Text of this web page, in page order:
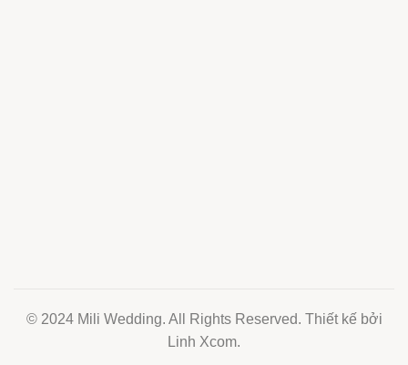
© 2024 Mili Wedding. All Rights Reserved. Thiết kế bởi
Linh Xcom.